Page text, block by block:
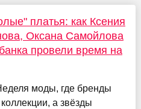
платья: как Ксения
Оксана Самойлова
провели время на
моды, где бренды
а звёзды